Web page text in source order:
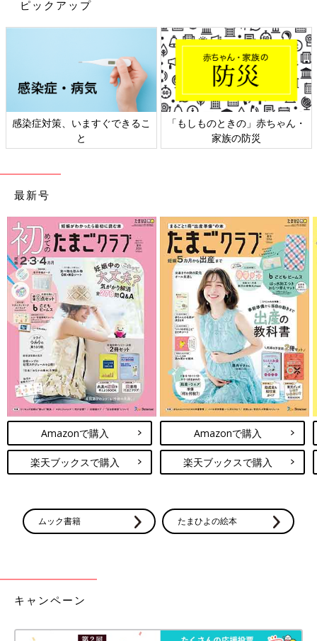
ピックアップ
感染症対策、いますぐできるこ
と
「もしものときの」赤ちゃん・
家族の防災
最新号
Amazonで購入
楽天ブックスで購入
Amazonで購入
楽天ブックスで購入
ムック書籍 たまひよの絵本
キャンペーン